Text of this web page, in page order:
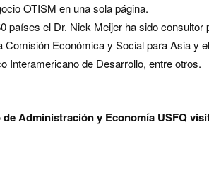
OTISM en una sola página.
países el Dr. Nick Meijer ha sido consultor
Comisión Económica y Social para Asia y
Interamericano de Desarrollo, entre otros.
Administración y Economía USFQ